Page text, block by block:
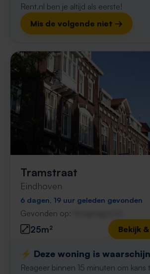
Rent.nl ben je altijd als eerste!
Mis de volgende niet →
Tramstraat
Eindhoven
6 dagen, 19 uur geleden gevonden
Gevonden op:
25m² Bekijk
⚡️ Deze woning is
Reageer binnen 15 minuten om kans